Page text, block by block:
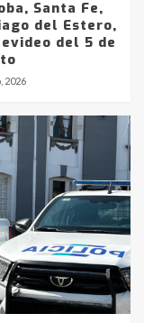
Santa Fe,
del Estero,
del 5 de
2026
un
en
Axion